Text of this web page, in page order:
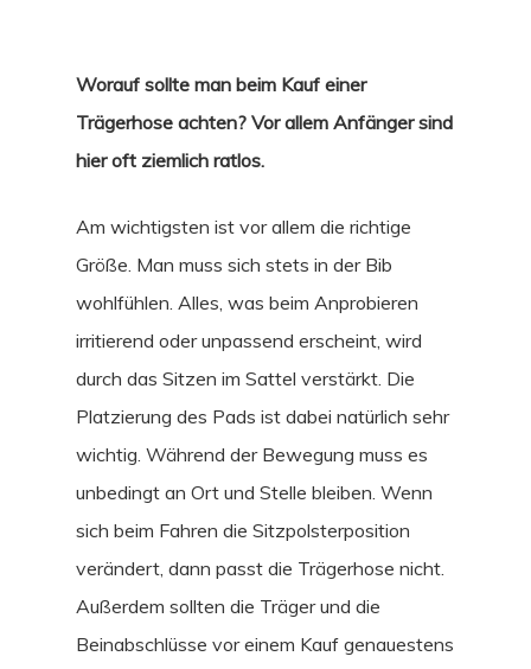
Worauf sollte man beim Kauf einer
Trägerhose achten? Vor allem Anfänger sind
hier oft ziemlich ratlos.
Am wichtigsten ist vor allem die richtige
Größe. Man muss sich stets in der Bib
wohlfühlen. Alles, was beim Anprobieren
irritierend oder unpassend erscheint, wird
durch das Sitzen im Sattel verstärkt. Die
Platzierung des Pads ist dabei natürlich sehr
wichtig. Während der Bewegung muss es
unbedingt an Ort und Stelle bleiben. Wenn
sich beim Fahren die Sitzpolsterposition
verändert, dann passt die Trägerhose nicht.
Außerdem sollten die Träger und die
Beinabschlüsse vor einem Kauf genauestens